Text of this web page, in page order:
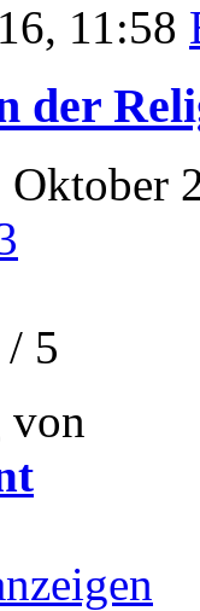
11:58
der
Oktober
5
von